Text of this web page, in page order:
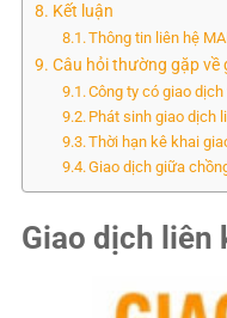
Kết luận
Thông tin liên hệ
Câu hỏi thường gặp về
Công ty có giao
Phát sinh giao dịch
Thời hạn kê khai
Giao dịch giữa
Giao dịch liên